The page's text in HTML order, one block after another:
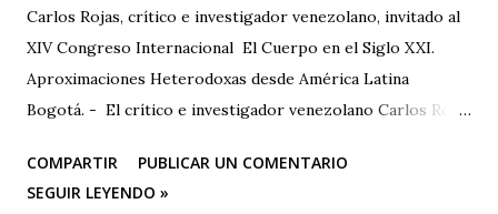
Carlos Rojas, crítico e investigador venezolano, invitado al
XIV Congreso Internacional El Cuerpo en el Siglo XXI.
Aproximaciones Heterodoxas desde América Latina
Bogotá. - El crítico e investigador venezolano Carlos Rojas
Experimental de las Artes (UNEARTE), de Venezuela, en la
nueva edición del XIV Congreso Internacional El Cuerpo en
COMPARTIR
PUBLICAR UN COMENTARIO
SEGUIR LEYENDO »